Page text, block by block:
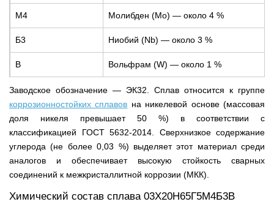
М4 Молибден (Mo) — около 4 %
Б3 Ниобий (Nb) — около 3 %
В Вольфрам (W) — около 1 %
Заводское обозначение — ЭК32. Сплав относится к группе
коррозионностойких сплавов на никелевой основе (массовая
доля никеля превышает 50 %) в соответствии с
классификацией ГОСТ 5632-2014. Сверхнизкое содержание
углерода (не более 0,03 %) выделяет этот материал среди
аналогов и обеспечивает высокую стойкость сварных
соединений к межкристаллитной коррозии (МКК).
Химический состав сплава 03Х20Н65Г5М4Б3В